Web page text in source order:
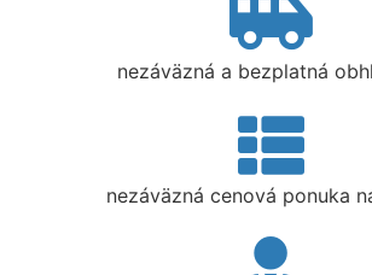
nezáväzná a bezplatná
nezáväzná cenová ponuka